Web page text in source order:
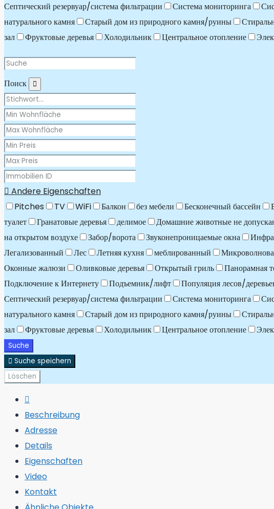
Септический резервуар/система фильтрации
Система мониторинга
натурального камня
Старый дом из природного камня/руины
зал
Фруктовые деревья Холодильник Центральное отопление
Поиск
Andere Eigenschaften
Pitches
TV WiFi Балкон без мебели Бесконечный бассейн
туалет
Гранатовые деревья делимое Домашние животные не
на открытом воздухе
Забор/ворота Звуконепроницаемые окна
Легализованный
Лес Летняя кухня меблированный
Оконные жалюзи
Оливковые деревья Открытый гриль Панорамная
Подключение к Интернету
Подъемник/лифт Популяция лесов/
Септический резервуар/система фильтрации
Система мониторинга
натурального камня
Старый дом из природного камня/руины
зал
Фруктовые деревья Холодильник Центральное отопление
Suche
Suche speichern
Löschen
Beschreibung
Adresse
Details
Eigenschaften
Video
Kontakt